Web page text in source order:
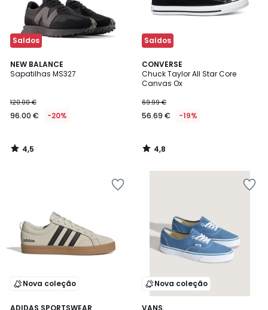
Saldos
NEW BALANCE
Sapatilhas MS327
120.00 €
96.00 € -20%
4,5
/ 5
4,5
/
Saldos
CONVERSE
Chuck Taylor All Star Core
Canvas Ox
69.99 €
56.69 € -19%
4,8
/ 5
4,8
/
Nova coleção
ADIDAS SPORTSWEAR
4,7
Nova coleção
VANS
4,5